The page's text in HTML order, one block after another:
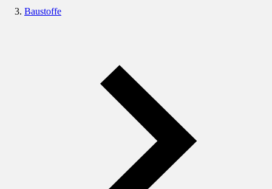
Baustoffe